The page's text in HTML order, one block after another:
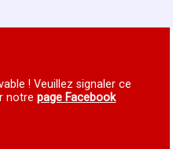
! Veuillez signaler ce
notrepage Facebook